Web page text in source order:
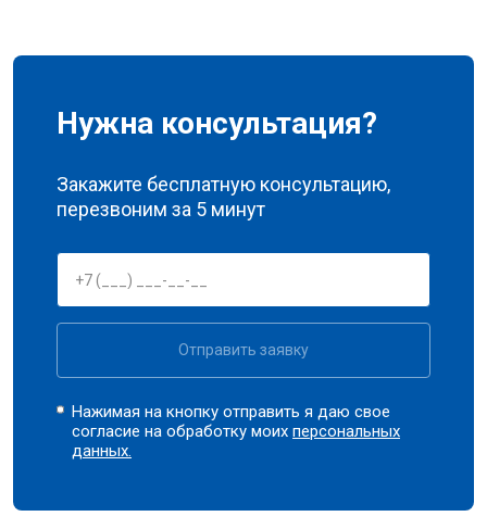
Нужна консультация?
Закажите бесплатную консультацию,
перезвоним за 5 минут
Отправить заявку
Нажимая на кнопку отправить я даю свое
согласие на обработку моихперсональных
данных.